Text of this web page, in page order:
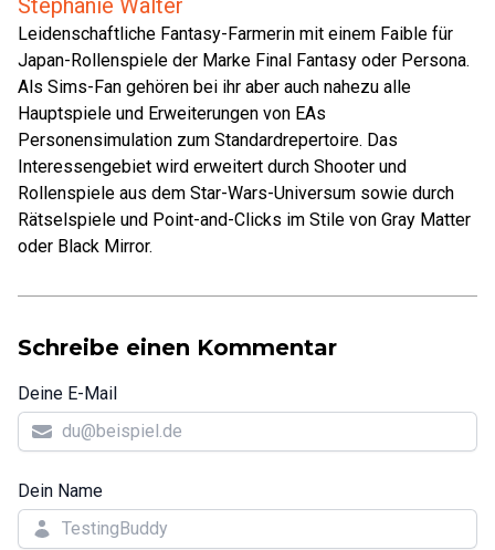
Leidenschaftliche Fantasy-Farmerin mit einem Faible für
Japan-Rollenspiele der Marke Final Fantasy oder Persona.
Als Sims-Fan gehören bei ihr aber auch nahezu alle
Hauptspiele und Erweiterungen von EAs
Personensimulation zum Standardrepertoire. Das
Interessengebiet wird erweitert durch Shooter und
Rollenspiele aus dem Star-Wars-Universum sowie durch
Rätselspiele und Point-and-Clicks im Stile von Gray Matter
oder Black Mirror.
Schreibe einen Kommentar
Deine E-Mail
Dein Name